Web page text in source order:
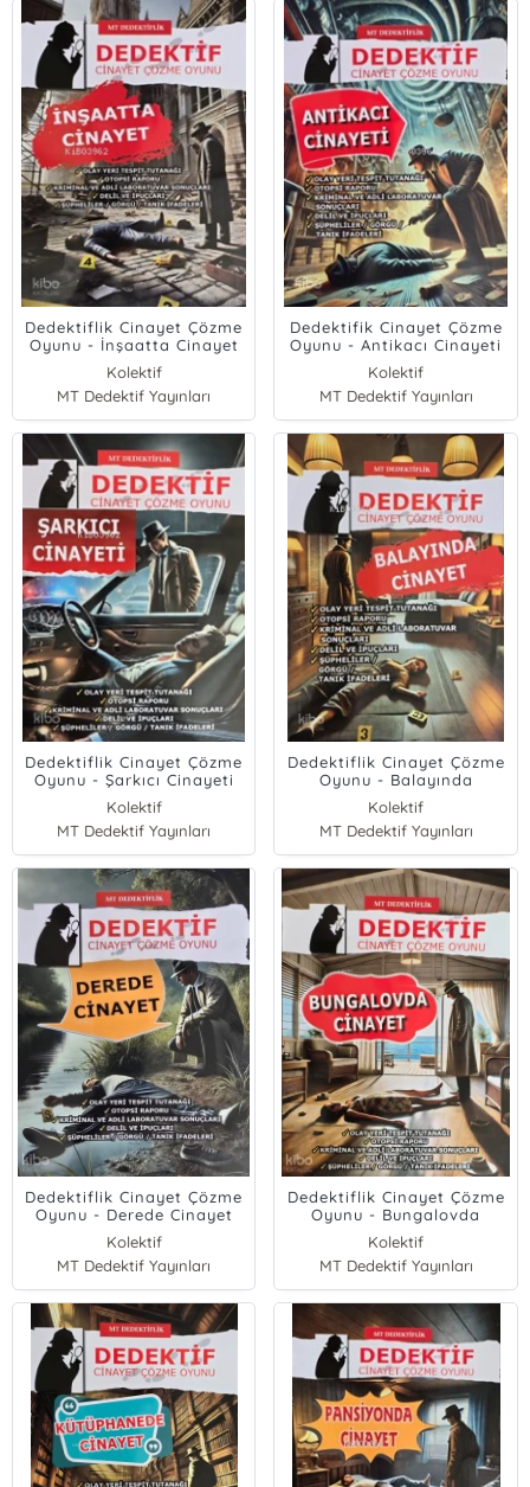
Dedektiflik Cinayet Çözme
Oyunu - İnşaatta Cinayet
Kolektif
MT Dedektif Yayınları
Dedektifik Cinayet Çözme
Oyunu - Antikacı Cinayeti
Kolektif
MT Dedektif Yayınları
Dedektiflik Cinayet Çözme
Oyunu - Şarkıcı Cinayeti
Kolektif
MT Dedektif Yayınları
Dedektiflik Cinayet Çözme
Oyunu - Balayında
Cinayet
Kolektif
MT Dedektif Yayınları
Dedektiflik Cinayet Çözme
Oyunu - Derede Cinayet
Kolektif
MT Dedektif Yayınları
Dedektiflik Cinayet Çözme
Oyunu - Bungalovda
Cinayet
Kolektif
MT Dedektif Yayınları